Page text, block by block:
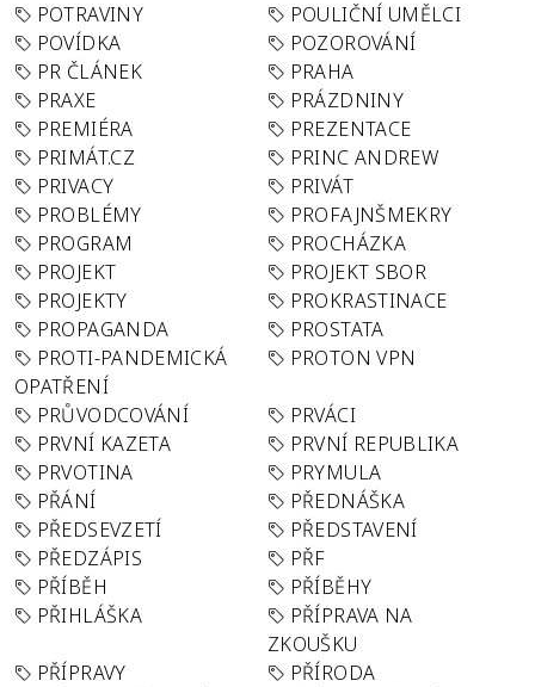
POTRAVINY
POULIČNÍ UMĚLCI
POVÍDKA
POZOROVÁNÍ
PR ČLÁNEK
PRAHA
PRAXE
PRÁZDNINY
PREMIÉRA
PREZENTACE
PRIMÁT.CZ
PRINC ANDREW
PRIVACY
PRIVÁT
PROBLÉMY
PROFAJNŠMEKRY
PROGRAM
PROCHÁZKA
PROJEKT
PROJEKT SBOR
PROJEKTY
PROKRASTINACE
PROPAGANDA
PROSTATA
PROTI-PANDEMICKÁ
OPATŘENÍ
PROTON VPN
PRŮVODCOVÁNÍ
PRVÁCI
PRVNÍ KAZETA
PRVNÍ REPUBLIKA
PRVOTINA
PRYMULA
PŘÁNÍ
PŘEDNÁŠKA
PŘEDSEVZETÍ
PŘEDSTAVENÍ
PŘEDZÁPIS
PŘF
PŘÍBĚH
PŘÍBĚHY
PŘIHLÁŠKA
PŘÍPRAVA NA
ZKOUŠKU
PŘÍPRAVY
PŘÍRODA